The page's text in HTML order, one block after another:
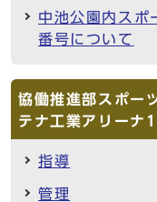
中池公園内スポ
番号について
協働推進部スポー
テナ工業アリーナ1
指導
管理